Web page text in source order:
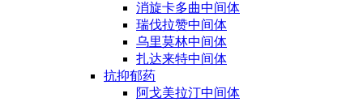
消旋卡多曲中间体
瑞伐拉赞中间体
乌里莫林中间体
扎达来特中间体
抗抑郁药
阿戈美拉汀中间体